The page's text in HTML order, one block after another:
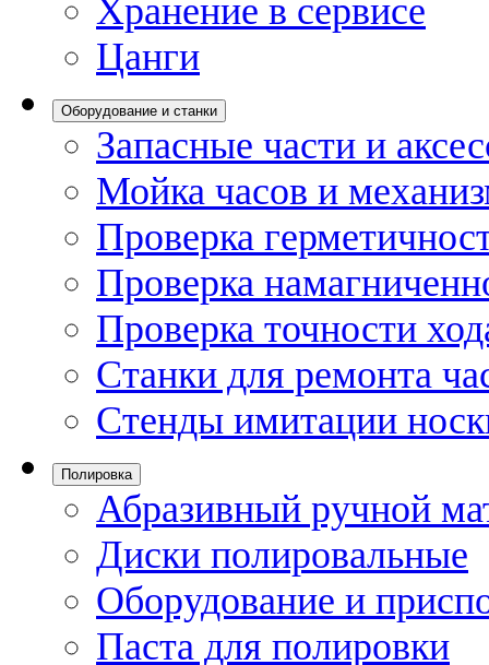
Хранение в сервисе
Цанги
Оборудование и станки
Запасные части и
Мойка часов и
Проверка
Проверка
Проверка точности
Станки для ремонта
Стенды имитации
Полировка
Абразивный ручной
Диски полировальные
Оборудование и
Паста для полировки